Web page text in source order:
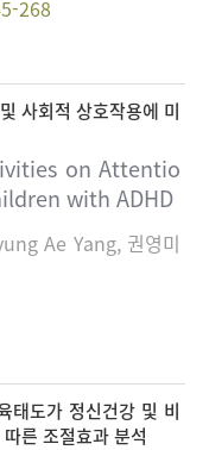
268
사회적 상호작용에 미
on Attentio
with ADHD
Ae Yang, 권영미
태도가 정신건강 및 비
른 조절효과 분석